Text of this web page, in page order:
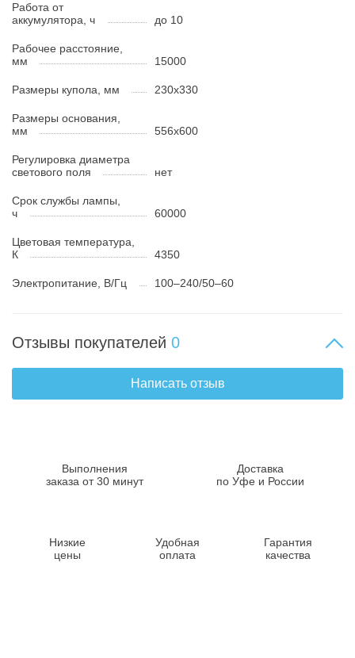
Работа от
аккумулятора, ч
до 10
Рабочее расстояние,
мм
15000
Размеры купола, мм 230x330
Размеры основания,
мм
556x600
Регулировка диаметра
светового поля
нет
Срок службы лампы,
ч
60000
Цветовая температура,
К
4350
Электропитание, В/Гц 100–240/50–60
Отзывы покупателей 0
Написать отзыв
Выполнения
заказа от 30 минут
Доставка
по Уфе и России
Низкие
цены
Удобная
оплата
Гарантия
качества